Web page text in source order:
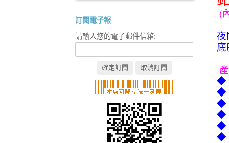
訂閱電子報
請輸入您的電子郵件信箱:
(
夜
底
◆
◆
◆
◆
◆
◆